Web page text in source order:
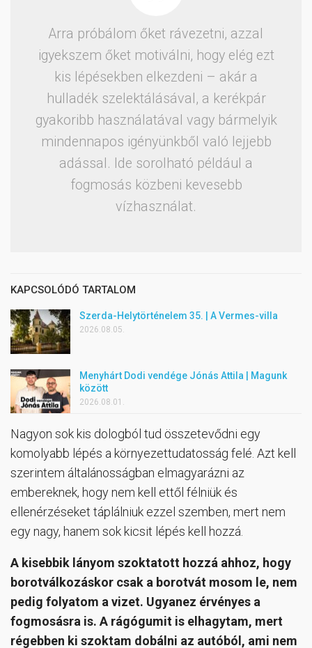
Arra próbálom őket rávezetni, azzal
igyekszem őket motiválni, hogy elég ezt
kis lépésekben elkezdeni – akár a
hulladék szelektálásával, a kerékpár
gyakoribb használatával vagy bármelyik
mindennapos igényünkből való lejjebb
adással. Ide sorolható például a
fogmosás közbeni kevesebb
vízhasználat.
KAPCSOLÓDÓ TARTALOM
Szerda-Helytörténelem 35. | A Vermes-villa
2026.08.05.
Menyhárt Dodi vendége Jónás Attila | Magunk
között
2026.08.01.
Nagyon sok kis dologból tud összetevődni egy
komolyabb lépés a környezettudatosság felé. Azt kell
szerintem általánosságban elmagyarázni az
embereknek, hogy nem kell ettől félniük és
ellenérzéseket táplálniuk ezzel szemben, mert nem
egy nagy, hanem sok kicsit lépés kell hozzá.
A kisebbik lányom szoktatott hozzá ahhoz, hogy
borotválkozáskor csak a borotvát mosom le, nem
pedig folyatom a vizet. Ugyanez érvényes a
fogmosásra is. A rágógumit is elhagytam, mert
régebben ki szoktam dobálni az autóból, ami nem